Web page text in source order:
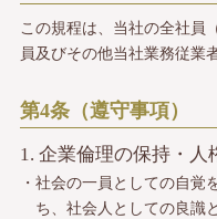
この規程は、当社の全社員
員及びその他当社業務従業
第4条（遵守事項）
1. 企業倫理の保持・人
・社会の一員としての自覚
ち、社会人としての良識